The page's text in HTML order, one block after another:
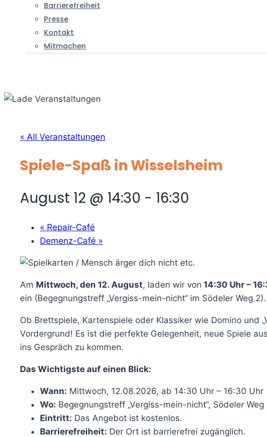
Barrierefreiheit
Presse
Kontakt
Mitmachen
« All Veranstaltungen
Spiele-Spaß in Wisselsheim
August 12 @ 14:30 - 16:30
« Repair-Café
Demenz-Café »
Am Mittwoch, den 12. August, laden wir von 14:30 Uhr –
ein (Begegnungstreff „Vergiss-mein-nicht“ im Södeler Weg 2).
Ob Brettspiele, Kartenspiele oder Klassiker wie Domino und
Vordergrund! Es ist die perfekte Gelegenheit, neue Spiele
ins Gespräch zu kommen.
Das Wichtigste auf einen Blick:
Wann: Mittwoch, 12.08.2026, ab 14:30 Uhr – 16:30 Uhr
Wo: Begegnungstreff „Vergiss-mein-nicht“, Södeler
Eintritt: Das Angebot ist kostenlos.
Barrierefreiheit: Der Ort ist barrierefrei zugänglich.